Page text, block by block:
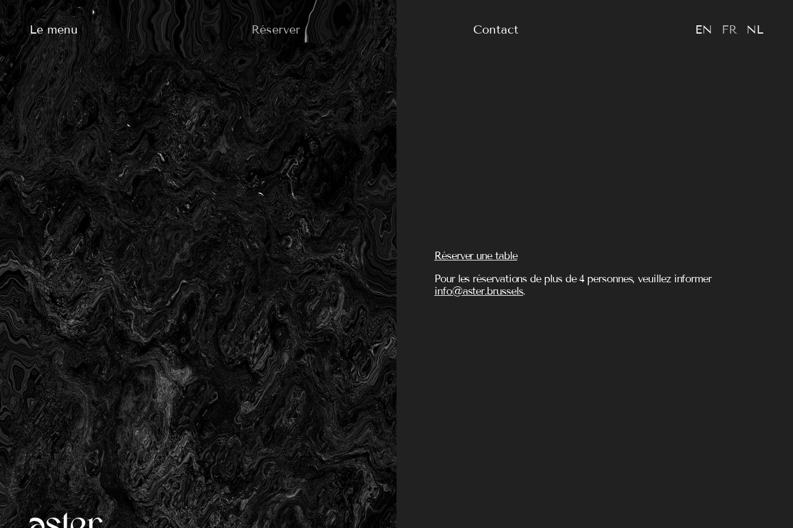
Le menu Réserver Contact EN FR NL
Réserver une table
Pour les réservations de plus de 4 personnes, veuillez informer
info@aster.brussels.